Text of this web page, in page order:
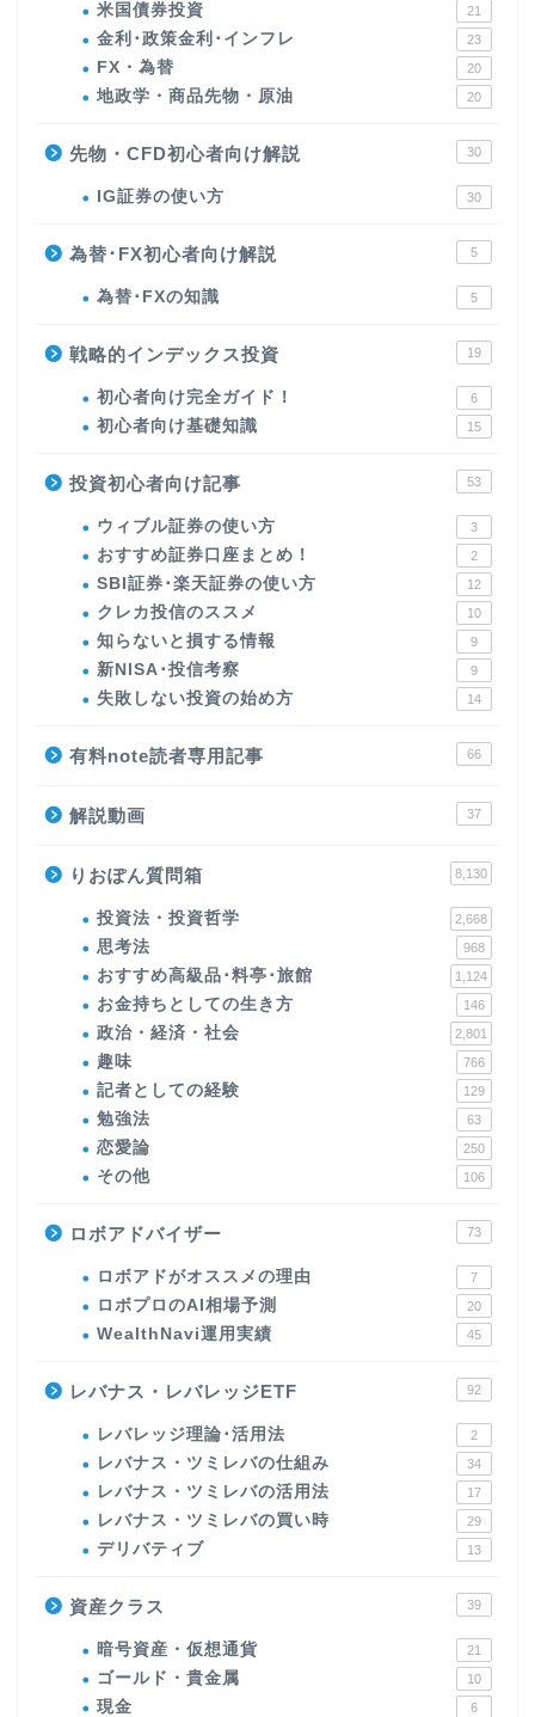
米国債券投資 21
金利･政策金利･インフレ 23
FX・為替 20
地政学・商品先物・原油 20
先物・CFD初心者向け解説 30
IG証券の使い方 30
為替･FX初心者向け解説 5
為替･FXの知識 5
戦略的インデックス投資 19
初心者向け完全ガイド！ 6
初心者向け基礎知識 15
投資初心者向け記事 53
ウィブル証券の使い方 3
おすすめ証券口座まとめ！ 2
SBI証券･楽天証券の使い方 12
クレカ投信のススメ 10
知らないと損する情報 9
新NISA･投信考察 9
失敗しない投資の始め方 14
有料note読者専用記事 66
解説動画 37
りおぽん質問箱 8,130
投資法・投資哲学 2,668
思考法 968
おすすめ高級品･料亭･旅館 1,124
お金持ちとしての生き方 146
政治・経済・社会 2,801
趣味 766
記者としての経験 129
勉強法 63
恋愛論 250
その他 106
ロボアドバイザー 73
ロボアドがオススメの理由 7
ロボプロのAI相場予測 20
WealthNavi運用実績 45
レバナス・レバレッジETF 92
レバレッジ理論･活用法 2
レバナス・ツミレバの仕組み 34
レバナス・ツミレバの活用法 17
レバナス・ツミレバの買い時 29
デリバティブ 13
資産クラス 39
暗号資産・仮想通貨 21
ゴールド・貴金属 10
現金 6